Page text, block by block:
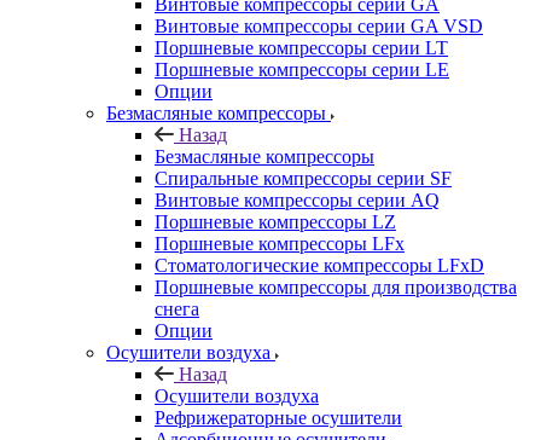
Винтовые компрессоры cерии GA
Винтовые компрессоры cерии GA VSD
Поршневые компрессоры серии LT
Поршневые компрессоры серии LE
Опции
Безмасляные компрессоры
Назад
Безмасляные компрессоры
Спиральные компрессоры серии SF
Винтовые компрессоры серии AQ
Поршневые компрессоры LZ
Поршневые компрессоры LFx
Стоматологические компрессоры LFxD
Поршневые компрессоры для производства
снега
Опции
Осушители воздуха
Назад
Осушители воздуха
Рефрижераторные осушители